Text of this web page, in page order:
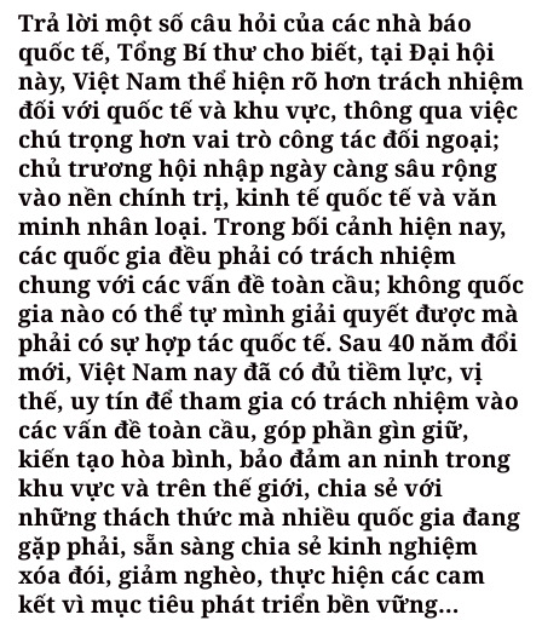
Trả lời một số câu hỏi của các nhà báo
quốc tế, Tổng Bí thư cho biết, tại Đại hội
này, Việt Nam thể hiện rõ hơn trách nhiệm
đối với quốc tế và khu vực, thông qua việc
chú trọng hơn vai trò công tác đối ngoại;
chủ trương hội nhập ngày càng sâu rộng
vào nền chính trị, kinh tế quốc tế và văn
minh nhân loại. Trong bối cảnh hiện nay,
các quốc gia đều phải có trách nhiệm
chung với các vấn đề toàn cầu; không quốc
gia nào có thể tự mình giải quyết được mà
phải có sự hợp tác quốc tế. Sau 40 năm đổi
mới, Việt Nam nay đã có đủ tiềm lực, vị
thế, uy tín để tham gia có trách nhiệm vào
các vấn đề toàn cầu, góp phần gìn giữ,
kiến tạo hòa bình, bảo đảm an ninh trong
khu vực và trên thế giới, chia sẻ với
những thách thức mà nhiều quốc gia đang
gặp phải, sẵn sàng chia sẻ kinh nghiệm
xóa đói, giảm nghèo, thực hiện các cam
kết vì mục tiêu phát triển bền vững…